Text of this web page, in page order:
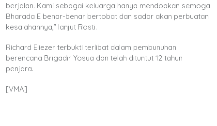
berjalan. Kami sebagai keluarga hanya mendoakan semoga
Bharada E benar-benar bertobat dan sadar akan perbuatan
kesalahannya,” lanjut Rosti.
Richard Eliezer terbukti terlibat dalam pembunuhan
berencana Brigadir Yosua dan telah dituntut 12 tahun
penjara.
[VMA]